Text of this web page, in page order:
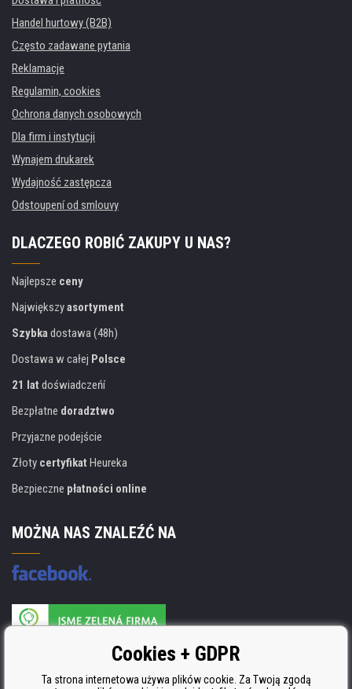
Handel hurtowy (B2B)
Często zadawane pytania
Reklamacje
Regulamin, cookies
Ochrona danych osobowych
Dla firm i instytucji
Wynajem drukarek
Wydajność zastępcza
Odstoupení od smlouvy
DLACZEGO ROBIĆ ZAKUPY U NAS?
Najlepsze ceny
Największyasortyment
Szybkadostawa (48h)
Dostawa w całej Polsce
21 lat doświadczeńí
Bezpłatne doradztwo
Przyjazne podejście
Złoty certyfikat Heureka
Bezpieczne płatności online
MOŻNA NAS ZNALEŹĆ NA
Producent wkładów posiada certyfikat
ISO 9001, ISO 14001 i STMC.Cookies + GDPR
Ta strona internetowa używa plików cookie. Za Twoją zgodą